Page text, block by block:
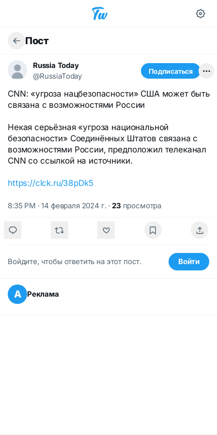
Пост
Russia Today
@RussiaToday
Подписаться
CNN: «угроза нацбезопасности» США может быть
связана с возможностями России
Некая серьёзная «угроза национальной
безопасности» Соединённых Штатов связана с
возможностями России, предположил телеканал
CNN со ссылкой на источники.
https://clck.ru/38pDk5
8:35 PM · 14 февраля 2024 г. · 23 просмотра
Войдите, чтобы ответить на этот пост. Войти
А Реклама